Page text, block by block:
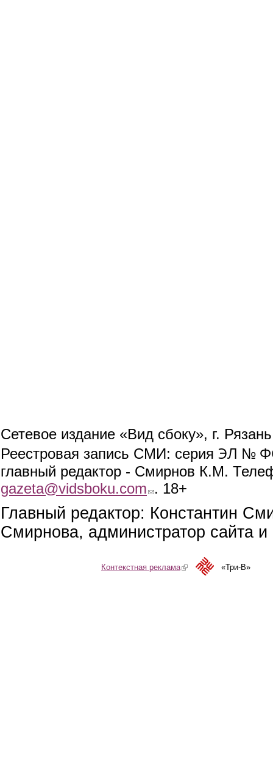
Сетевое издание «Вид сбоку», г.
Реестровая запись СМИ: серия ЭЛ №
главный редактор - Смирнов К.М.
gazeta@vidsboku.com (link sends e-mail)
. 18+
Главный редактор: Константин
Смирнова, администратор сайта
Контекстная реклама(link is external)«Три-В»